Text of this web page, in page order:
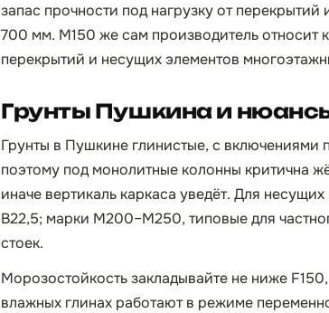
запас прочности под нагрузку от
700 мм. М150 же сам производитель относит
перекрытий и несущих элементов
Грунты Пушкина и
Грунты в Пушкине глинистые, с включениями
поэтому под монолитные колонны критична
иначе вертикаль каркаса уведёт. Для
B22,5; марки М200–М250, типовые для
стоек.
Морозостойкость закладывайте не ниже
влажных глинах работают в режиме